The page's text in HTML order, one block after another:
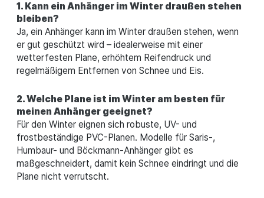
1. Kann ein Anhänger im Winter draußen stehen
bleiben?
Ja, ein Anhänger kann im Winter draußen stehen, wenn
er gut geschützt wird – idealerweise mit einer
wetterfesten Plane, erhöhtem Reifendruck und
regelmäßigem Entfernen von Schnee und Eis.
2. Welche Plane ist im Winter am besten für
meinen Anhänger geeignet?
Für den Winter eignen sich robuste, UV- und
frostbeständige PVC-Planen. Modelle für Saris-,
Humbaur- und Böckmann-Anhänger gibt es
maßgeschneidert, damit kein Schnee eindringt und die
Plane nicht verrutscht.